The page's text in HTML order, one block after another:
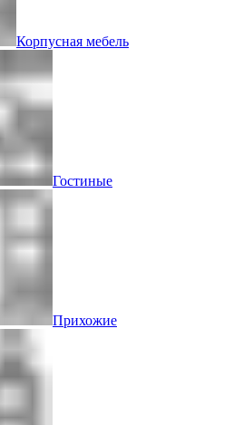
Корпусная мебель
Гостиные
Прихожие